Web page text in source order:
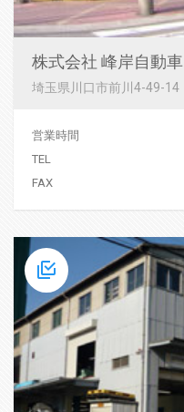
株式会社 峰岸自動車
埼玉県川口市前川4-49-14
営業時間
TEL
FAX